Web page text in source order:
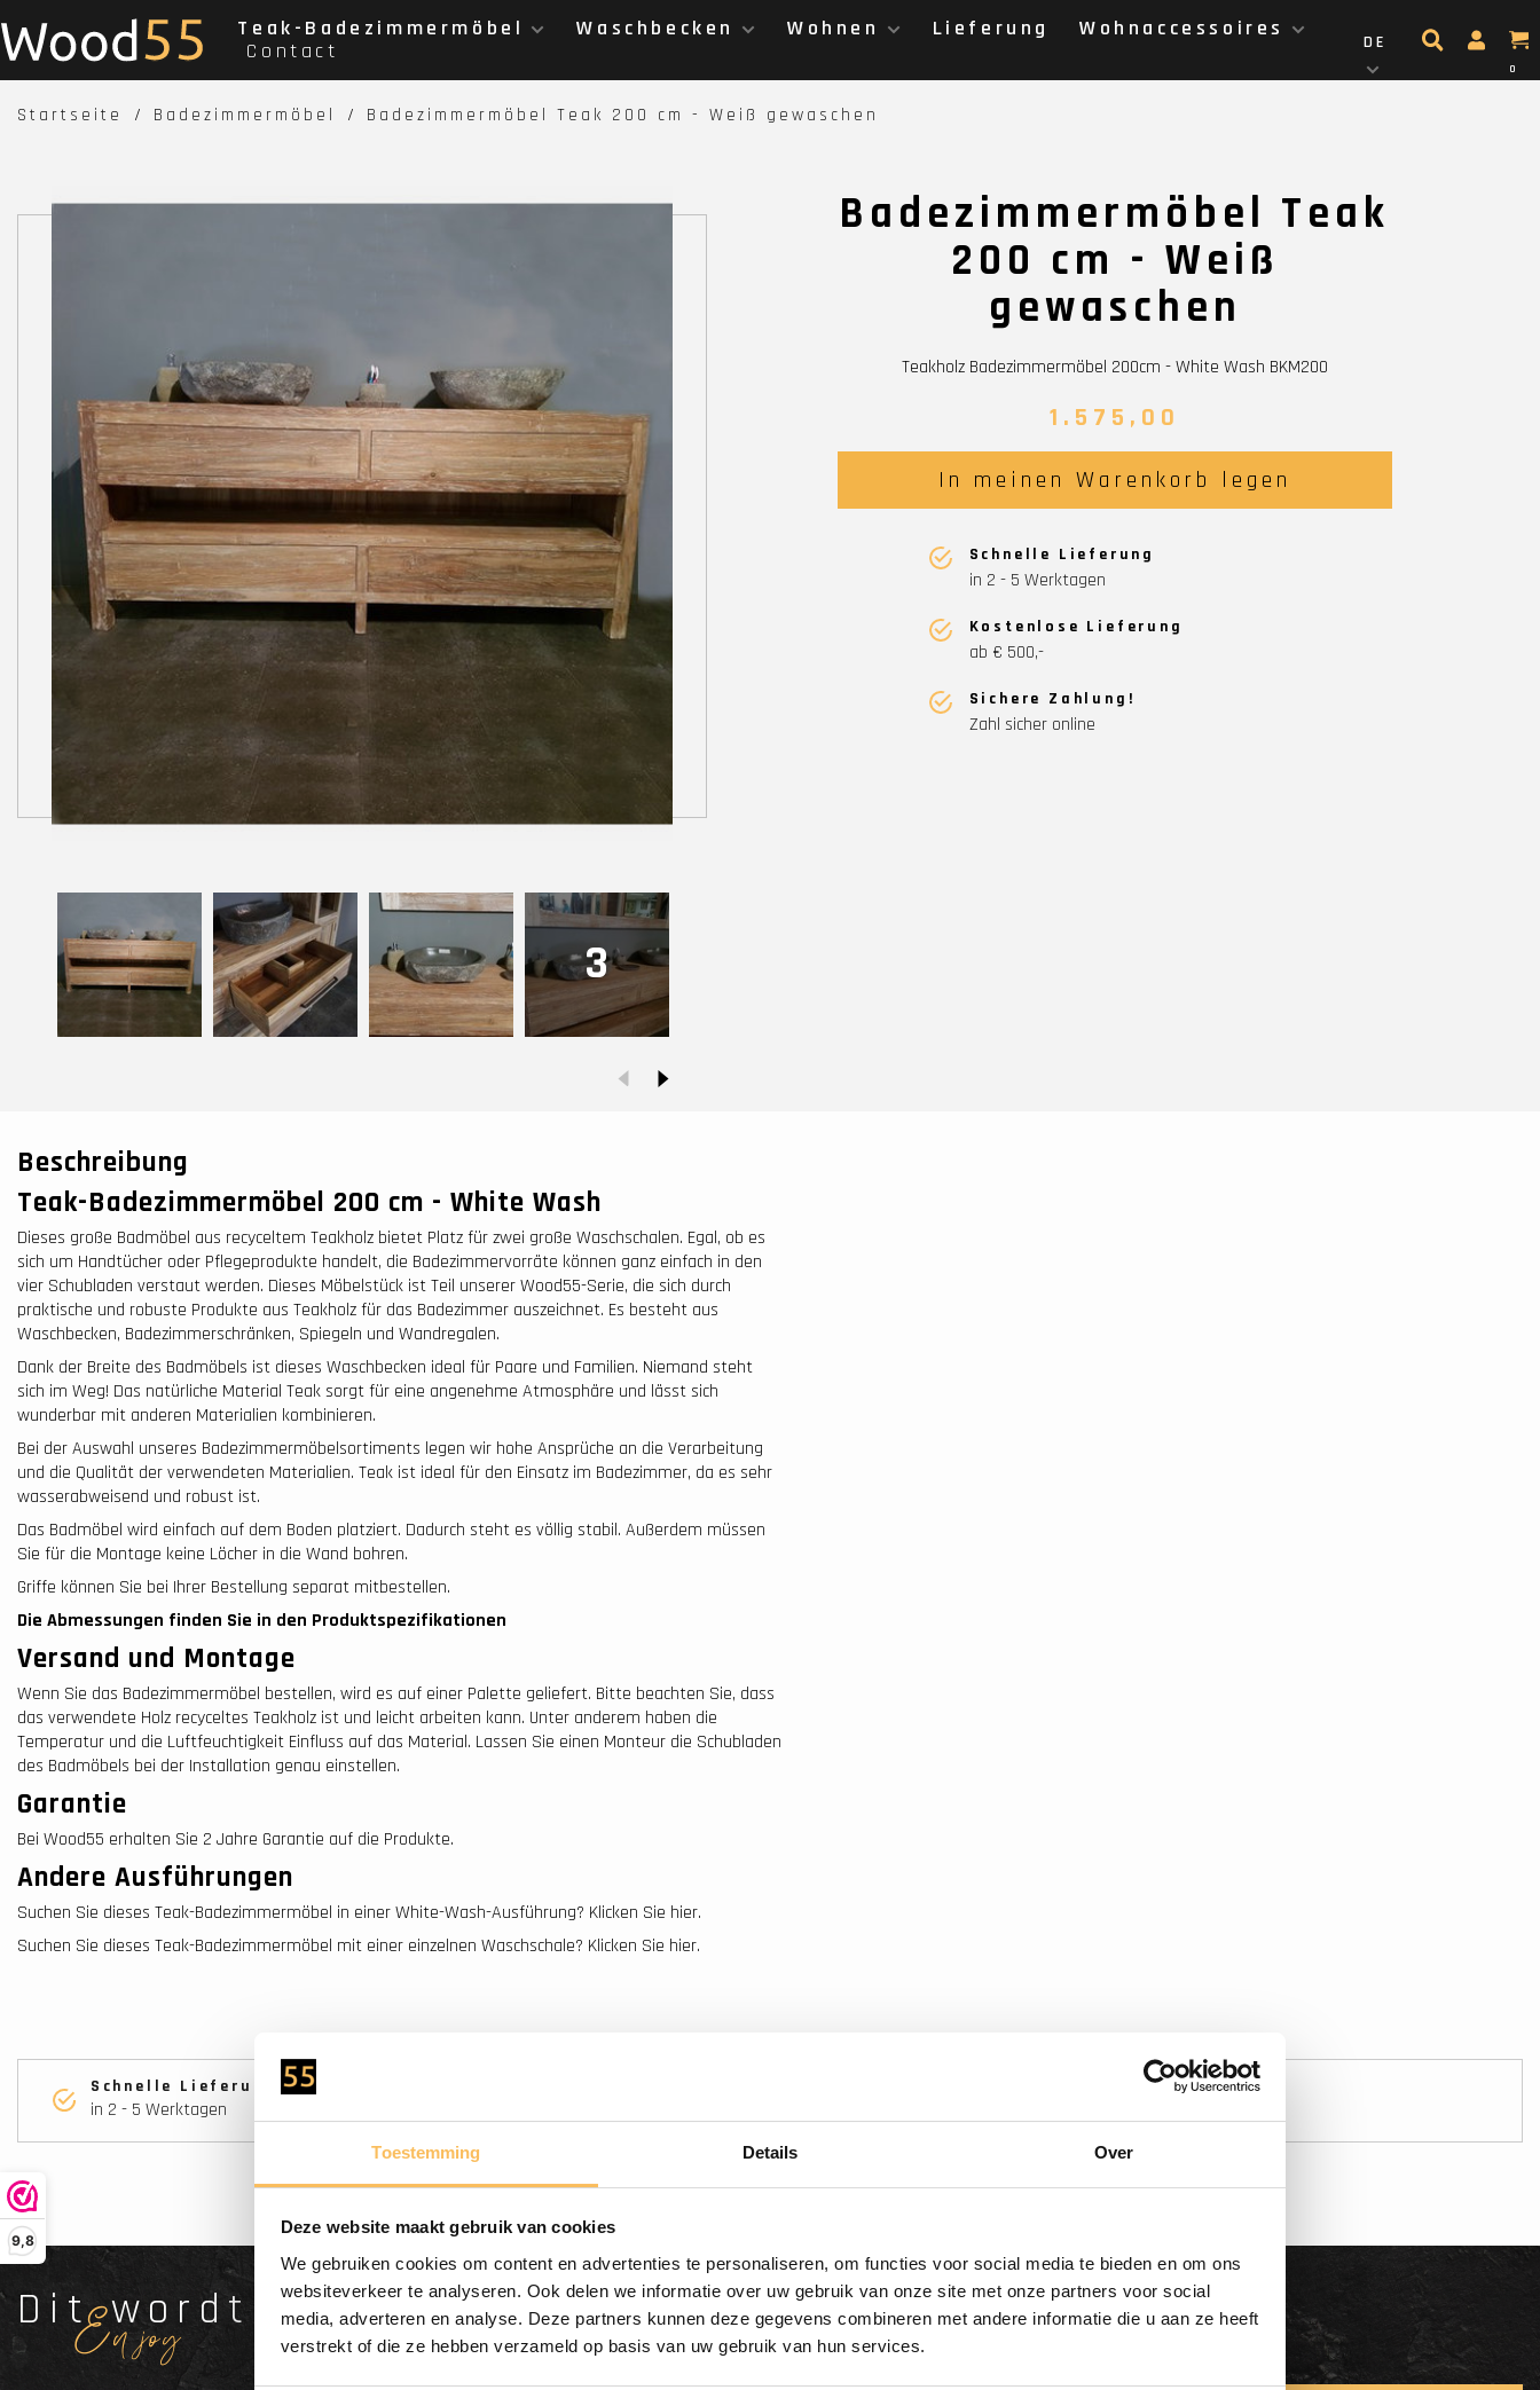
Toestemming Details Over
Deze website maakt gebruik van cookies
We gebruiken cookies om content en advertenties te personaliseren, om functies voor social media te bieden en om ons
websiteverkeer te analyseren. Ook delen we informatie over uw gebruik van onze site met onze partners voor social
media, adverteren en analyse. Deze partners kunnen deze gegevens combineren met andere informatie die u aan ze heeft
verstrekt of die ze hebben verzameld op basis van uw gebruik van hun services.
9,8
Teak-Badezimmermöbel Waschbecken Wohnen Lieferung
Wohnaccessoires
Contact
DE
0
Startseite Badezimmermöbel Badezimmermöbel Teak 200 cm - Weiß gewaschen
3
Badezimmermöbel Teak
200 cm - Weiß
gewaschen
Teakholz Badezimmermöbel 200cm - White Wash BKM200
1.575,00
In meinen Warenkorb legen
Schnelle Lieferung
in 2 - 5 Werktagen
Kostenlose Lieferung
ab € 500,-
Sichere Zahlung!
Zahl sicher online
Beschreibung
Teak-Badezimmermöbel 200 cm - White Wash
Dieses große Badmöbel aus recyceltem Teakholz bietet Platz für zwei große Waschschalen. Egal, ob es
sich um Handtücher oder Pflegeprodukte handelt, die Badezimmervorräte können ganz einfach in den
vier Schubladen verstaut werden. Dieses Möbelstück ist Teil unserer Wood55-Serie, die sich durch
praktische und robuste Produkte aus Teakholz für das Badezimmer auszeichnet. Es besteht aus
Waschbecken, Badezimmerschränken, Spiegeln und Wandregalen.
Dank der Breite des Badmöbels ist dieses Waschbecken ideal für Paare und Familien. Niemand steht
sich im Weg! Das natürliche Material Teak sorgt für eine angenehme Atmosphäre und lässt sich
wunderbar mit anderen Materialien kombinieren.
Bei der Auswahl unseres Badezimmermöbelsortiments legen wir hohe Ansprüche an die Verarbeitung
und die Qualität der verwendeten Materialien. Teak ist ideal für den Einsatz im Badezimmer, da es sehr
wasserabweisend und robust ist.
Das Badmöbel wird einfach auf dem Boden platziert. Dadurch steht es völlig stabil. Außerdem müssen
Sie für die Montage keine Löcher in die Wand bohren.
Griffe können Sie bei Ihrer Bestellung separat mitbestellen.
Die Abmessungen finden Sie in den Produktspezifikationen
Versand und Montage
Wenn Sie das Badezimmermöbel bestellen, wird es auf einer Palette geliefert. Bitte beachten Sie, dass
das verwendete Holz recyceltes Teakholz ist und leicht arbeiten kann. Unter anderem haben die
Temperatur und die Luftfeuchtigkeit Einfluss auf das Material. Lassen Sie einen Monteur die Schubladen
des Badmöbels bei der Installation genau einstellen.
Garantie
Bei Wood55 erhalten Sie 2 Jahre Garantie auf die Produkte.
Andere Ausführungen
Suchen Sie dieses Teak-Badezimmermöbel in einer White-Wash-Ausführung? Klicken Sie hier.
Suchen Sie dieses Teak-Badezimmermöbel mit einer einzelnen Waschschale? Klicken Sie hier.
Schnelle Lieferung
in 2 - 5 Werktagen
Sichere Zahlung!
Dit wordt'n
Enjoy